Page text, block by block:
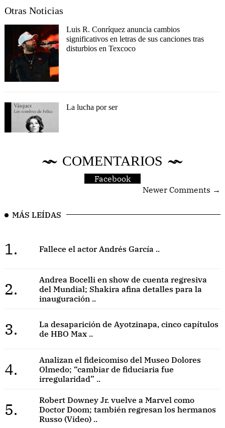
Otras Noticias
Luis R. Conríquez anuncia cambios
significativos en letras de sus canciones tras
disturbios en Texcoco
La lucha por ser
COMENTARIOS
Facebook
Newer Comments →
MÁS LEÍDAS
1. Fallece el actor Andrés García ..
2.
Andrea Bocelli en show de cuenta regresiva
del Mundial; Shakira afina detalles para la
inauguración ..
3.
La desaparición de Ayotzinapa, cinco capítulos
de HBO Max ..
4.
Analizan el fideicomiso del Museo Dolores
Olmedo; “cambiar de fiduciaria fue
irregularidad” ..
5.
Robert Downey Jr. vuelve a Marvel como
Doctor Doom; también regresan los hermanos
Russo (Video) ..